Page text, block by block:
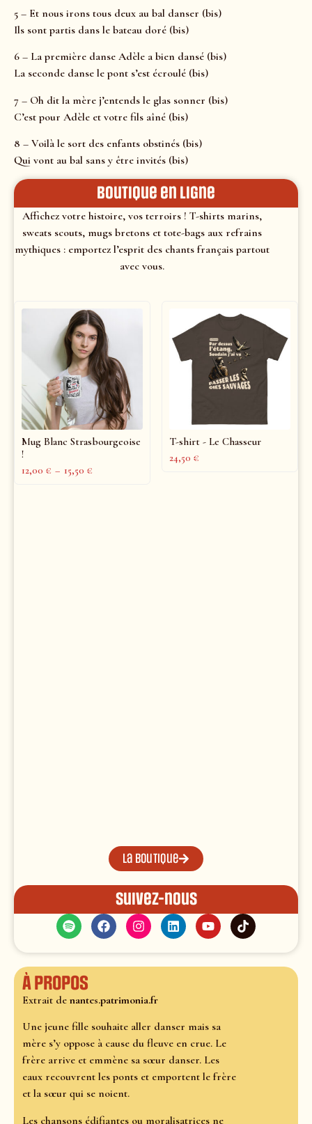
5 – Et nous irons tous deux au bal danser (bis)
Ils sont partis dans le bateau doré (bis)
6 – La première danse Adèle a bien dansé (bis)
La seconde danse le pont s’est écroulé (bis)
7 – Oh dit la mère j’entends le glas sonner (bis)
C’est pour Adèle et votre fils aîné (bis)
8 – Voilà le sort des enfants obstinés (bis)
Qui vont au bal sans y être invités (bis)
Boutique en ligne
Affichez votre histoire, vos terroirs ! T-shirts marins,
sweats scouts, mugs bretons et tote-bags aux refrains
mythiques : emportez l’esprit des chants français partout
avec vous.
Mug Blanc Strasbourgeoise
!
12,00 € – 15,50 €
T-shirt - Le Chasseur
24,50 €
La boutique
Suivez-nous
À propos
Extrait de nantes.patrimonia.fr
Une jeune fille souhaite aller danser mais sa
mère s’y oppose à cause du fleuve en crue. Le
frère arrive et emmène sa sœur danser. Les
eaux recouvrent les ponts et emportent le frère
et la sœur qui se noient.
Les chansons édifiantes ou moralisatrices ne